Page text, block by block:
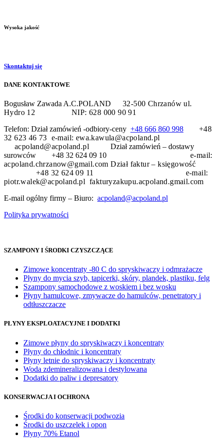
Wysoka jakość
Skontaktuj się
DANE KONTAKTOWE
Bogusław Zawada A.C.POLAND 32-500 Chrzanówul.
Hydro 12NIP: 628 000 90 91
Telefon: Dział zamówień -odbiory-ceny +48 666 860 998
+48
32 623 46 73 e-mail: ewa.kawula@acpoland.pl
acpoland@acpoland.pl Dział zamówień – dostawy
surowców +48 32 624 09 10 e-mail:
acpoland.chrzanow@gmail.comDział faktur – księgowość
+48 32 624 09 11 e-mail:
piotr.walek@acpoland.pl fakturyzakupu.acpoland.gmail.com
E-mail ogólny firmy – Biuro: acpoland@acpoland.pl
Polityka prywatności
SZAMPONY I ŚRODKI CZYSZCZĄCE
Zimowe koncentraty -80 C do spryskiwaczy i odmrażacze
Płyny do mycia szyb, tapicerki, skóry, plandek, plastiku, felg
Szampony samochodowe z woskiem i bez wosku
Płyny hamulcowe, zmywacze do hamulców, penetratory i
odtłuszczacze
PŁYNY EKSPLOATACYJNE I DODATKI
Zimowe płyny do spryskiwaczy i koncentraty
Płyny do chłodnic i koncentraty
Płyny letnie do spryskiwaczy i koncentraty
Woda zdemineralizowana i destylowana
Dodatki do paliw i depresatory
KONSERWACJA I OCHRONA
Środki do konserwacji podwozia
Środki do uszczelek i opon
Płyny 70% Etanol